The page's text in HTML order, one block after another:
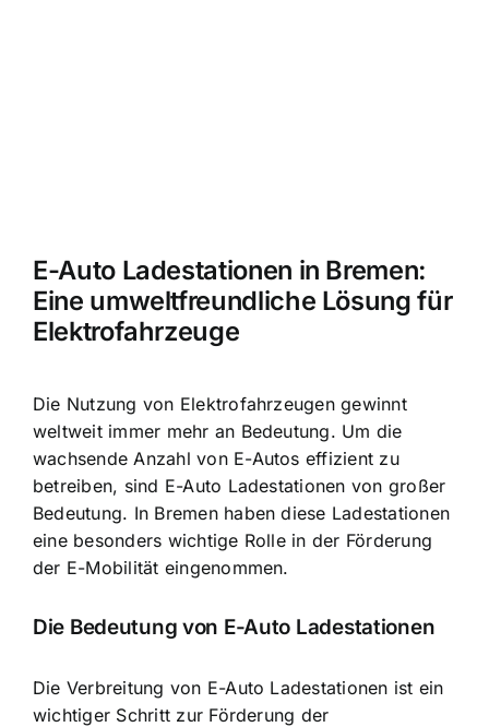
E-Auto Ladestationen in Bremen:
Eine umweltfreundliche Lösung für
Elektrofahrzeuge
Die Nutzung von Elektrofahrzeugen gewinnt
weltweit immer mehr an Bedeutung. Um die
wachsende Anzahl von E-Autos effizient zu
betreiben, sind E-Auto Ladestationen von großer
Bedeutung. In Bremen haben diese Ladestationen
eine besonders wichtige Rolle in der Förderung
der E-Mobilität eingenommen.
Die Bedeutung von E-Auto Ladestationen
Die Verbreitung von E-Auto Ladestationen ist ein
wichtiger Schritt zur Förderung der